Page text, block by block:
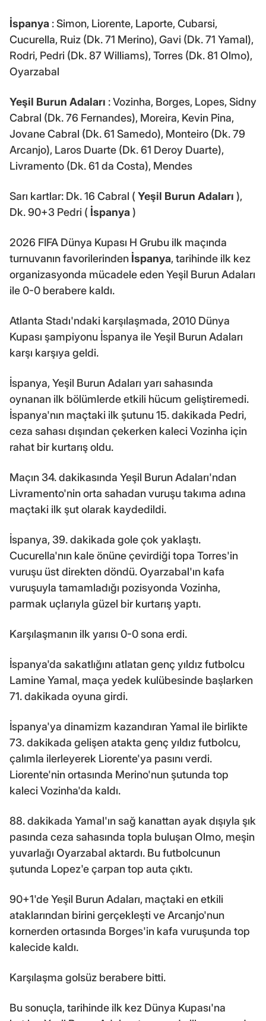
İspanya : Simon, Liorente, Laporte, Cubarsi,
Cucurella, Ruiz (Dk. 71 Merino), Gavi (Dk. 71 Yamal),
Rodri, Pedri (Dk. 87 Williams), Torres (Dk. 81 Olmo),
Oyarzabal
Yeşil Burun Adaları : Vozinha, Borges, Lopes, Sidny
Cabral (Dk. 76 Fernandes), Moreira, Kevin Pina,
Jovane Cabral (Dk. 61 Samedo), Monteiro (Dk. 79
Arcanjo), Laros Duarte (Dk. 61 Deroy Duarte),
Livramento (Dk. 61 da Costa), Mendes
Sarı kartlar: Dk. 16 Cabral ( Yeşil Burun Adaları ),
Dk. 90+3 Pedri ( İspanya )
2026 FIFA Dünya Kupası H Grubu ilk maçında
turnuvanın favorilerinden İspanya, tarihinde ilk kez
organizasyonda mücadele eden Yeşil Burun Adaları
ile 0-0 berabere kaldı.
Atlanta Stadı'ndaki karşılaşmada, 2010 Dünya
Kupası şampiyonu İspanya ile Yeşil Burun Adaları
karşı karşıya geldi.
İspanya, Yeşil Burun Adaları yarı sahasında
oynanan ilk bölümlerde etkili hücum geliştiremedi.
İspanya'nın maçtaki ilk şutunu 15. dakikada Pedri,
ceza sahası dışından çekerken kaleci Vozinha için
rahat bir kurtarış oldu.
Maçın 34. dakikasında Yeşil Burun Adaları'ndan
Livramento'nin orta sahadan vuruşu takıma adına
maçtaki ilk şut olarak kaydedildi.
İspanya, 39. dakikada gole çok yaklaştı.
Cucurella'nın kale önüne çevirdiği topa Torres'in
vuruşu üst direkten döndü. Oyarzabal'ın kafa
vuruşuyla tamamladığı pozisyonda Vozinha,
parmak uçlarıyla güzel bir kurtarış yaptı.
Karşılaşmanın ilk yarısı 0-0 sona erdi.
İspanya'da sakatlığını atlatan genç yıldız futbolcu
Lamine Yamal, maça yedek kulübesinde başlarken
71. dakikada oyuna girdi.
İspanya'ya dinamizm kazandıran Yamal ile birlikte
73. dakikada gelişen atakta genç yıldız futbolcu,
çalımla ilerleyerek Liorente'ya pasını verdi.
Liorente'nin ortasında Merino'nun şutunda top
kaleci Vozinha'da kaldı.
88. dakikada Yamal'ın sağ kanattan ayak dışıyla şık
pasında ceza sahasında topla buluşan Olmo, meşin
yuvarlağı Oyarzabal aktardı. Bu futbolcunun
şutunda Lopez'e çarpan top auta çıktı.
90+1'de Yeşil Burun Adaları, maçtaki en etkili
ataklarından birini gerçekleşti ve Arcanjo'nun
kornerden ortasında Borges'in kafa vuruşunda top
kalecide kaldı.
Karşılaşma golsüz berabere bitti.
Bu sonuçla, tarihinde ilk kez Dünya Kupası'na